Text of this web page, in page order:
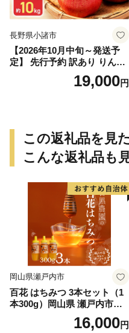
長野県小諸市
【2026年10月中旬～発送予
定】 先行予約 訳あり りんご
シナノスイート 約10kg 24～
40玉入 家庭用 フルーツ 果物
19,000円
この返礼品を見
こんな返礼品も
岡山県瀬戸内市
百花 はちみつ 3本セット（1
本300g）岡山県 瀬戸内市産
石黒農園 ヨーグルト パン 砂
糖の代わり 香り高い いい香
16,000円